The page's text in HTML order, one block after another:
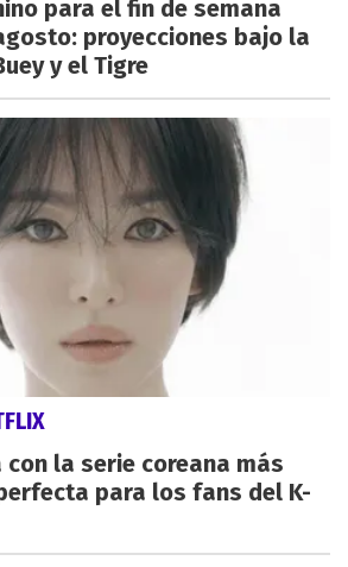
para el fin de semana
proyecciones bajo la
y el Tigre
la serie coreana más
para los fans del K-